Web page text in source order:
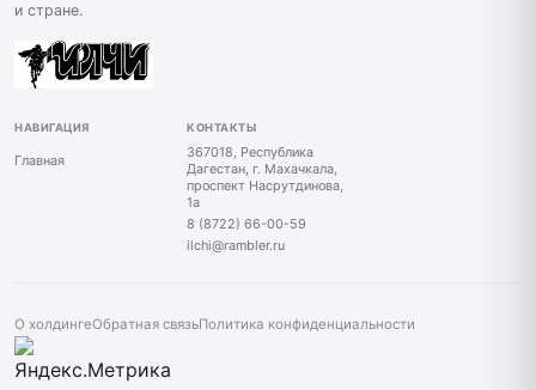
и стране.
НАВИГАЦИЯ
Главная
КОНТАКТЫ
367018, Республика
Дагестан, г. Махачкала,
проспект Насрутдинова,
1а
8 (8722) 66-00-59
ilchi@rambler.ru
О холдингеОбратная связьПолитика конфиденциальности